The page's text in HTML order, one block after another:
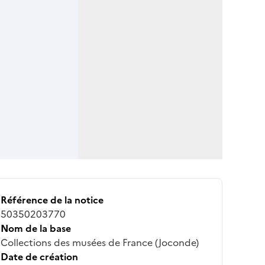
Référence de la notice
50350203770
Nom de la base
Collections des musées de France (Joconde)
Date de création